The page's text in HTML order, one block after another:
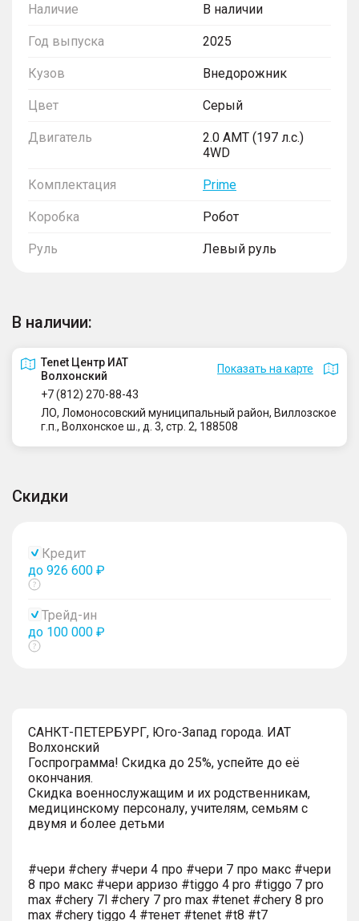
Наличие В наличии
Год выпуска 2025
Кузов Внедорожник
Цвет Серый
Двигатель
2.0 AMT (197 л.с.)
4WD
Комплектация Prime
Коробка Робот
Руль Левый руль
В наличии:
Tenet Центр ИАТ
Волхонский
Показать на карте
+7 (812) 270-88-43
ЛО, Ломоносовский муниципальный район, Виллозское
г.п., Волхонское ш., д. 3, стр. 2, 188508
Скидки
Кредит
до 926 600 ₽
Показать
Трейд-ин
до 100 000 ₽
Показать
САНКТ-ПЕТЕРБУРГ, Юго-Запад города. ИАТ
Волхонский
Госпрограмма! Скидка до 25%, успейте до её
окончания.
Скидка военнослужащим и их родственникам,
медицинскому персоналу, учителям, семьям с
двумя и более детьми
#чери #chery #чери 4 про #чери 7 про макс #чери
8 про макс #чери арризо #tiggo 4 pro #tiggo 7 pro
max #chery 7l #chery 7 pro max #tenet #chery 8 pro
max #chery tiggo 4 #тенет #tenet #t8 #t7